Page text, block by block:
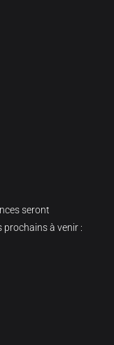
seront
à venir :